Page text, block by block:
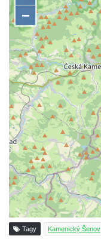
Tagy Kamenický Šenov